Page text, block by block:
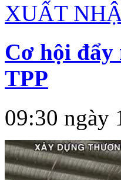
XUẤT
Cơ hội
TPP
09:30 ngày